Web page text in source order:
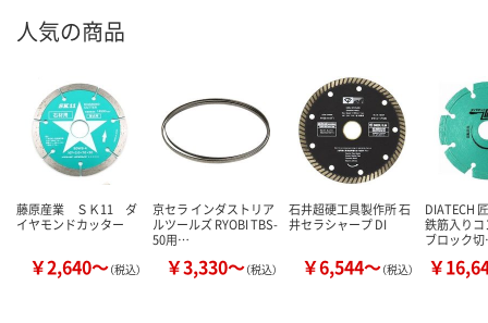
人気の商品
藤原産業 ＳＫ11 ダ
イヤモンドカッター
￥2,640～（税込）
京セラ インダストリア
ルツールズ RYOBI TBS-
50用…
￥3,330～（税込）
石井超硬工具製作所 石
井セラシャープ DI
￥6,544～（税込）
DIATECH
鉄筋入り
ブロック
￥